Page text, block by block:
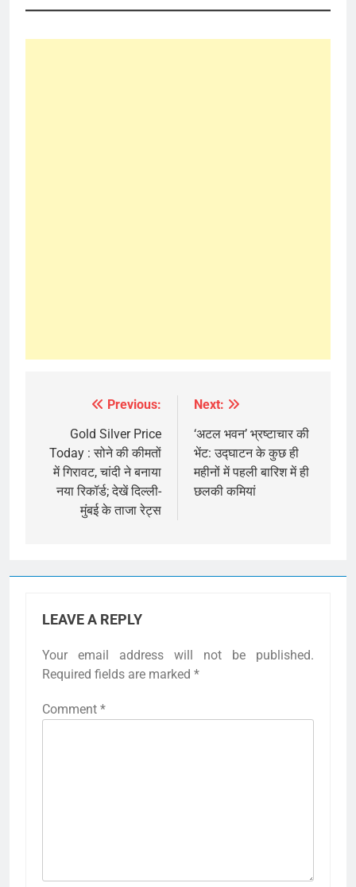
navigation
Previous:
Gold Silver Price
Today : सोने की कीमतों
में गिरावट, चांदी ने बनाया
नया रिकॉर्ड; देखें दिल्ली-
मुंबई के ताजा रेट्स
Next:
‘अटल भवन’ भ्रष्टाचार की
भेंट: उद्घाटन के कुछ ही
महीनों में पहली बारिश में ही
छलकी कमियां
LEAVE A REPLY
Your email address will not be published.
Required fields are marked *
Comment *